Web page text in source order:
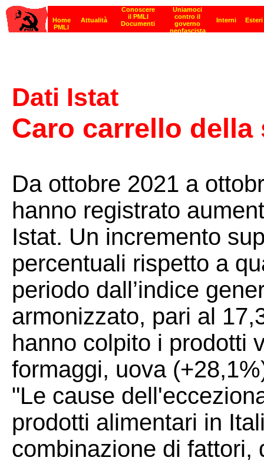
Dati Istat
Caro carrello della
Da ottobre 2021 a
hanno registrato
Istat. Un incremento
percentuali rispetto a
periodo dall’indice
armonizzato, pari al
hanno colpito i prodotti
formaggi, uova
"Le cause
prodotti alimentari in
combinazione di fattori,